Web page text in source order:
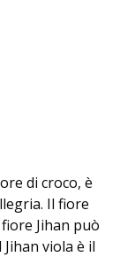
di croco, è
Il fiore
Jihan può
viola è il